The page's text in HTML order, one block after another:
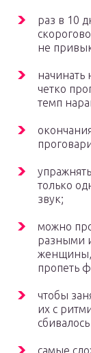
раз в 10
не
четко
темп
только
звук;
можно
разными
женщины,
пропеть
чтобы
их с
самые